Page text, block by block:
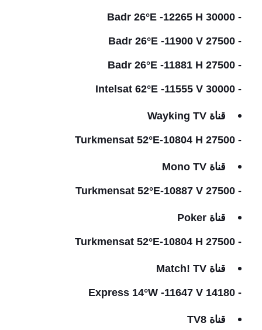
- Badr 26°E -12265 H 30000
- Badr 26°E -11900 V 27500
- Badr 26°E -11881 H 27500
- Intelsat 62°E -11555 V 30000
قناة Wayking TV
- Turkmensat 52°E-10804 H 27500
قناة Mono TV
- Turkmensat 52°E-10887 V 27500
قناة Poker
- Turkmensat 52°E-10804 H 27500
قناة Match! TV
- Express 14°W -11647 V 14180
قناة TV8